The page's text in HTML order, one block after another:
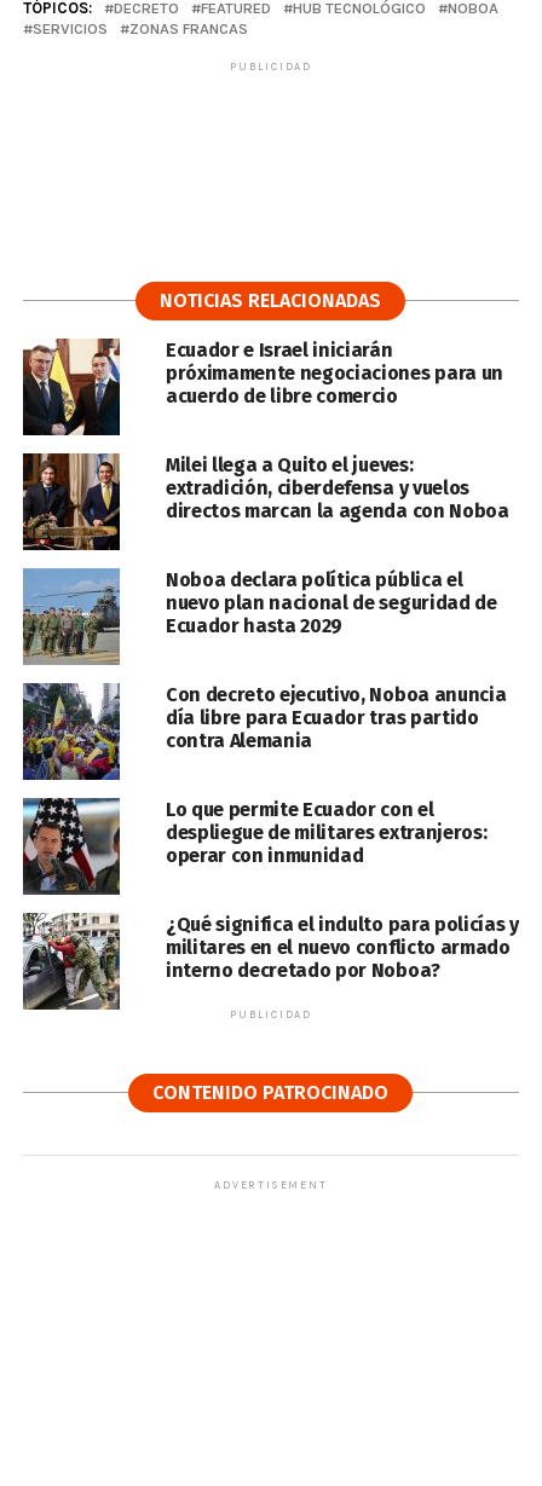
TÓPICOS: DECRETO FEATURED HUB TECNOLÓGICO
NOBOA
SERVICIOS
ZONAS FRANCAS
PUBLICIDAD
NOTICIAS RELACIONADAS
Ecuador e Israel iniciarán
próximamente negociaciones para un
acuerdo de libre comercio
Milei llega a Quito el jueves:
extradición, ciberdefensa y vuelos
directos marcan la agenda con Noboa
Noboa declara política pública el
nuevo plan nacional de seguridad de
Ecuador hasta 2029
Con decreto ejecutivo, Noboa anuncia
día libre para Ecuador tras partido
contra Alemania
Lo que permite Ecuador con el
despliegue de militares extranjeros:
operar con inmunidad
¿Qué significa el indulto para policías y
militares en el nuevo conflicto armado
interno decretado por Noboa?
PUBLICIDAD
CONTENIDO PATROCINADO
ADVERTISEMENT